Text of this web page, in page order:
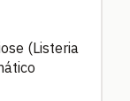
(Listeria